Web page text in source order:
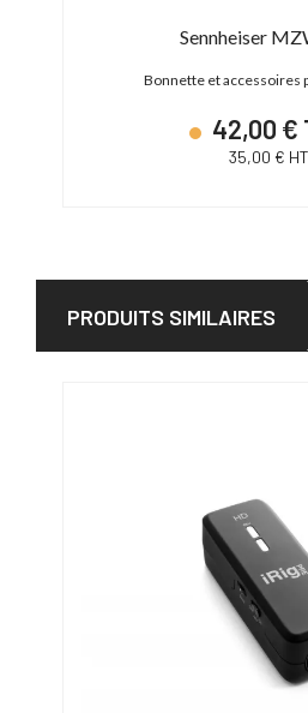
Sennheiser
Bonnette et accessoires
42,00 €
35,00 € HT
PRODUITS SIMILAIRES